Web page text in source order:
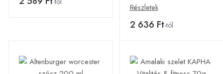
nélkül 450 ml
Részletek
2 636 Ft-tól